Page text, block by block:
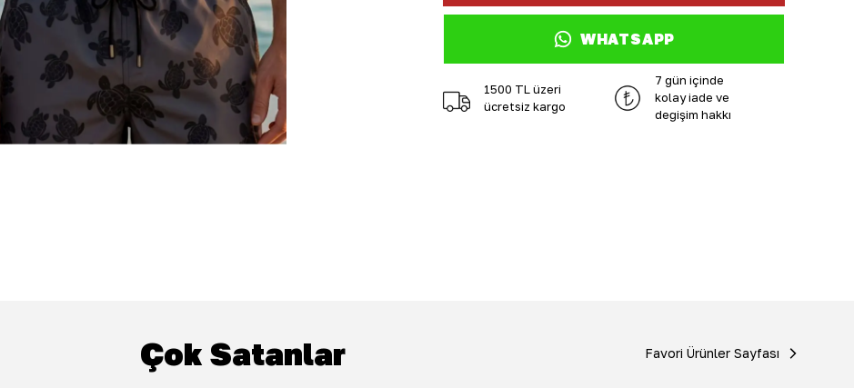
WHATSAPP
1500 TL üzeri
ücretsiz kargo
7 gün içinde
kolay iade ve
değişim hakkı
Çok Satanlar Favori Ürünler Sayfası